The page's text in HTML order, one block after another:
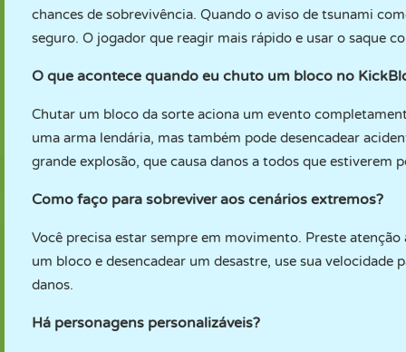
chances de sobrevivência. Quando o aviso de tsunami
seguro. O jogador que reagir mais rápido e usar o saque
O que acontece quando eu chuto um bloco no
Chutar um bloco da sorte aciona um evento
uma arma lendária, mas também pode desencadear
grande explosão, que causa danos a todos que estiverem
Como faço para sobreviver aos cenários extremos?
Você precisa estar sempre em movimento. Preste
um bloco e desencadear um desastre, use sua
danos.
Há personagens personalizáveis?